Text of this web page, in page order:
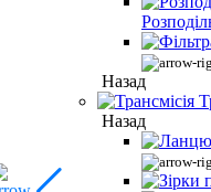
Назад
Назад